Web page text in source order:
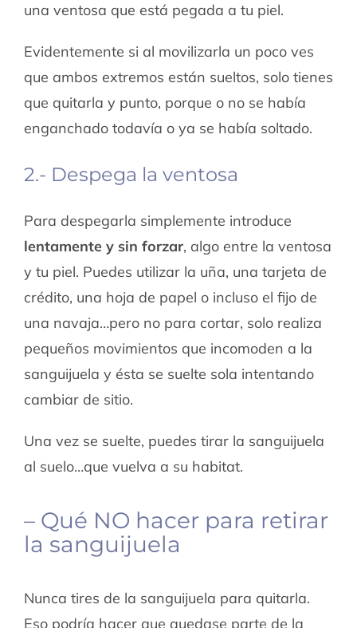
una ventosa que está pegada a tu piel.
Evidentemente si al movilizarla un poco ves
que ambos extremos están sueltos, solo tienes
que quitarla y punto, porque o no se había
enganchado todavía o ya se había soltado.
2.- Despega la ventosa
Para despegarla simplemente introduce
lentamente y sin forzar, algo entre la ventosa
y tu piel. Puedes utilizar la uña, una tarjeta de
crédito, una hoja de papel o incluso el fijo de
una navaja…pero no para cortar, solo realiza
pequeños movimientos que incomoden a la
sanguijuela y ésta se suelte sola intentando
cambiar de sitio.
Una vez se suelte, puedes tirar la sanguijuela
al suelo…que vuelva a su habitat.
– Qué NO hacer para retirar
la sanguijuela
Nunca tires de la sanguijuela para quitarla.
Eso podría hacer que quedase parte de la